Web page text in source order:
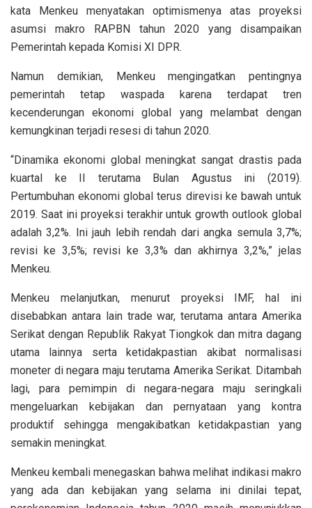
kata Menkeu menyatakan optimismenya atas proyeksi
asumsi makro RAPBN tahun 2020 yang disampaikan
Pemerintah kepada Komisi XI DPR.
Namun demikian, Menkeu mengingatkan pentingnya
pemerintah tetap waspada karena terdapat tren
kecenderungan ekonomi global yang melambat dengan
kemungkinan terjadi resesi di tahun 2020.
“Dinamika ekonomi global meningkat sangat drastis pada
kuartal ke II terutama Bulan Agustus ini (2019).
Pertumbuhan ekonomi global terus direvisi ke bawah untuk
2019. Saat ini proyeksi terakhir untuk growth outlook global
adalah 3,2%. Ini jauh lebih rendah dari angka semula 3,7%;
revisi ke 3,5%; revisi ke 3,3% dan akhirnya 3,2%,” jelas
Menkeu.
Menkeu melanjutkan, menurut proyeksi IMF, hal ini
disebabkan antara lain trade war, terutama antara Amerika
Serikat dengan Republik Rakyat Tiongkok dan mitra dagang
utama lainnya serta ketidakpastian akibat normalisasi
moneter di negara maju terutama Amerika Serikat. Ditambah
lagi, para pemimpin di negara-negara maju seringkali
mengeluarkan kebijakan dan pernyataan yang kontra
produktif sehingga mengakibatkan ketidakpastian yang
semakin meningkat.
Menkeu kembali menegaskan bahwa melihat indikasi makro
yang ada dan kebijakan yang selama ini dinilai tepat,